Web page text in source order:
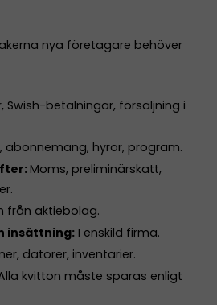
nya företagare behöver
Swish-betalningar, försäljning i
abonnemang, hyror, program.
Moms, preliminärskatt,
från aktiebolag.
insättning:I enskild firma.
datorer, inventarier.
kvitton måste sparas enligt